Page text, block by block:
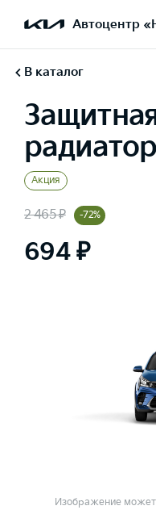
Автоцентр
В каталог
Акция
2 465 ₽ -72%
694 ₽
Изображение может